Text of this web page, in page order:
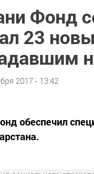
Фонд
23
2017 - 13:42
обеспечил